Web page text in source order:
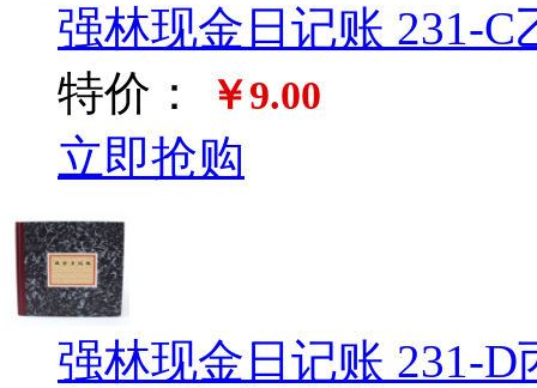
强林现金日记账 231-
特价：
￥9.00
立即抢购
强林现金日记账 231-